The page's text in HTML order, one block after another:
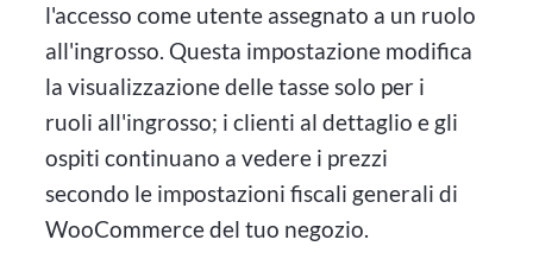
l'accesso come utente assegnato a un ruolo
all'ingrosso. Questa impostazione modifica
la visualizzazione delle tasse solo per i
ruoli all'ingrosso; i clienti al dettaglio e gli
ospiti continuano a vedere i prezzi
secondo le impostazioni fiscali generali di
WooCommerce del tuo negozio.